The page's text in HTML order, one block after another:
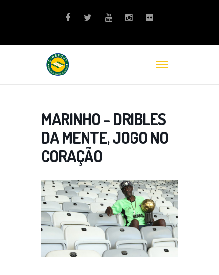
MARINHO – DRIBLES
DA MENTE, JOGO NO
CORAÇÃO